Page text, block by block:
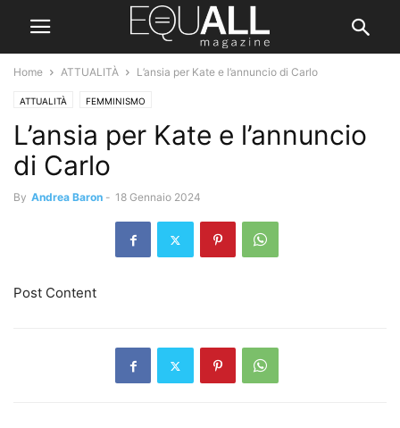
Home ATTUALITÀ L’ansia per Kate e l’annuncio di Carlo
ATTUALITÀ FEMMINISMO
L’ansia per Kate e l’annuncio
di Carlo
By Andrea Baron - 18 Gennaio 2024
Post Content